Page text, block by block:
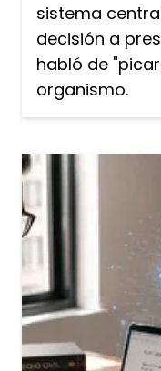
sistema
decisión a
habló de
organismo.